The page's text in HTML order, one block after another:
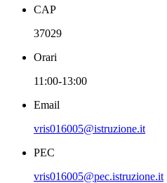
CAP
37029
Orari
11:00-13:00
Email
vris016005@istruzione.it
PEC
vris016005@pec.istruzione.it